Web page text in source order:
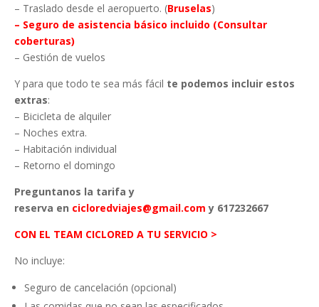
– Traslado desde el aeropuerto. (Bruselas)
– Seguro de asistencia básico incluido (Consultar
coberturas)
– Gestión de vuelos
Y para que todo te sea más fácil te podemos incluir estos
extras:
– Bicicleta de alquiler
– Noches extra.
– Habitación individual
– Retorno el domingo
Preguntanos la tarifa y
reserva en cicloredviajes@gmail.com y 617232667
CON EL TEAM CICLORED A TU SERVICIO >
No incluye:
Seguro de cancelación (opcional)